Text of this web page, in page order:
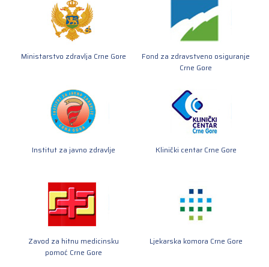
Ministarstvo zdravlja Crne Gore
Fond za zdravstveno osiguranje
Crne Gore
Institut za javno zdravlje Klinički centar Crne Gore
Zavod za hitnu medicinsku
pomoć Crne Gore
Ljekarska komora Crne Gore